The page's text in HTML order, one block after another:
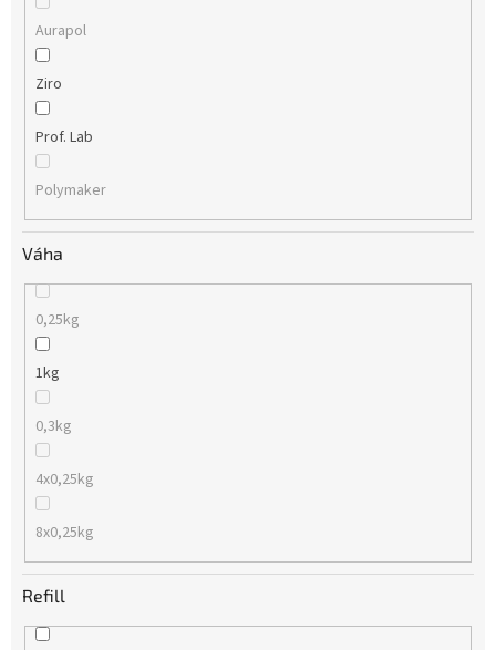
Aurapol
Ziro
Prof. Lab
Polymaker
Váha
0,25kg
1kg
0,3kg
4x0,25kg
8x0,25kg
Refill